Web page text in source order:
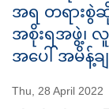
အရ တရားစွဲ
အစိုးရအဖွဲ့၊ လူ
အပေါ် အမိန့်ခ
Thu, 28 April 2022